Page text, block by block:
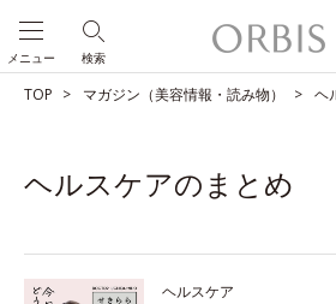
検索
メニュー
TOP マガジン（美容情報・読み物） ヘ
ヘルスケアのまとめ
ヘルスケア